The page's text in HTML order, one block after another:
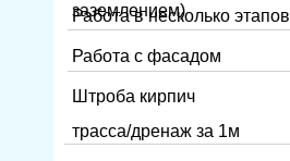
Штроба кирпич
трасса/дренаж за 1м
Работа с фасадом
Работа в несколько этапов
заземлением)